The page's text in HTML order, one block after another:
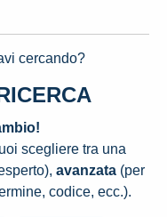
cercando?
scegliere tra una
avanzata (per
codice, ecc.).